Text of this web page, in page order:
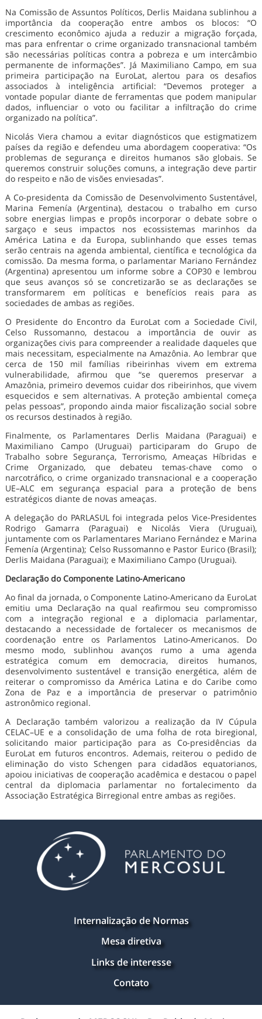
Na Comissão de Assuntos Políticos, Derlis Maidana sublinhou a
importância da cooperação entre ambos os blocos: “O
crescimento econômico ajuda a reduzir a migração forçada,
mas para enfrentar o crime organizado transnacional também
são necessárias políticas contra a pobreza e um intercâmbio
permanente de informações”. Já Maximiliano Campo, em sua
primeira participação na EuroLat, alertou para os desafios
associados à inteligência artificial: “Devemos proteger a
vontade popular diante de ferramentas que podem manipular
dados, influenciar o voto ou facilitar a infiltração do crime
organizado na política”.
Nicolás Viera chamou a evitar diagnósticos que estigmatizem
países da região e defendeu uma abordagem cooperativa: “Os
problemas de segurança e direitos humanos são globais. Se
queremos construir soluções comuns, a integração deve partir
do respeito e não de visões enviesadas”.
A Co-presidenta da Comissão de Desenvolvimento Sustentável,
Marina Femenía (Argentina), destacou o trabalho em curso
sobre energias limpas e propôs incorporar o debate sobre o
sargaço e seus impactos nos ecossistemas marinhos da
América Latina e da Europa, sublinhando que esses temas
serão centrais na agenda ambiental, científica e tecnológica da
comissão. Da mesma forma, o parlamentar Mariano Fernández
(Argentina) apresentou um informe sobre a COP30 e lembrou
que seus avanços só se concretizarão se as declarações se
transformarem em políticas e benefícios reais para as
sociedades de ambas as regiões.
O Presidente do Encontro da EuroLat com a Sociedade Civil,
Celso Russomanno, destacou a importância de ouvir as
organizações civis para compreender a realidade daqueles que
mais necessitam, especialmente na Amazônia. Ao lembrar que
cerca de 150 mil famílias ribeirinhas vivem em extrema
vulnerabilidade, afirmou que “se queremos preservar a
Amazônia, primeiro devemos cuidar dos ribeirinhos, que vivem
esquecidos e sem alternativas. A proteção ambiental começa
pelas pessoas”, propondo ainda maior fiscalização social sobre
os recursos destinados à região.
Finalmente, os Parlamentares Derlis Maidana (Paraguai) e
Maximiliano Campo (Uruguai) participaram do Grupo de
Trabalho sobre Segurança, Terrorismo, Ameaças Híbridas e
Crime Organizado, que debateu temas-chave como o
narcotráfico, o crime organizado transnacional e a cooperação
UE–ALC em segurança espacial para a proteção de bens
estratégicos diante de novas ameaças.
A delegação do PARLASUL foi integrada pelos Vice-Presidentes
Rodrigo Gamarra (Paraguai) e Nicolás Viera (Uruguai),
juntamente com os Parlamentares Mariano Fernández e Marina
Femenía (Argentina); Celso Russomanno e Pastor Eurico (Brasil);
Derlis Maidana (Paraguai); e Maximiliano Campo (Uruguai).
Declaração do Componente Latino-Americano
Ao final da jornada, o Componente Latino-Americano da EuroLat
emitiu uma Declaração na qual reafirmou seu compromisso
com a integração regional e a diplomacia parlamentar,
destacando a necessidade de fortalecer os mecanismos de
coordenação entre os Parlamentos Latino-Americanos. Do
mesmo modo, sublinhou avanços rumo a uma agenda
estratégica comum em democracia, direitos humanos,
desenvolvimento sustentável e transição energética, além de
reiterar o compromisso da América Latina e do Caribe como
Zona de Paz e a importância de preservar o patrimônio
astronômico regional.
A Declaração também valorizou a realização da IV Cúpula
CELAC–UE e a consolidação de uma folha de rota biregional,
solicitando maior participação para as Co-presidências da
EuroLat em futuros encontros. Ademais, reiterou o pedido de
eliminação do visto Schengen para cidadãos equatorianos,
apoiou iniciativas de cooperação acadêmica e destacou o papel
central da diplomacia parlamentar no fortalecimento da
Associação Estratégica Birregional entre ambas as regiões.
Internalização de Normas
Mesa diretiva
Links de interesse
Contato